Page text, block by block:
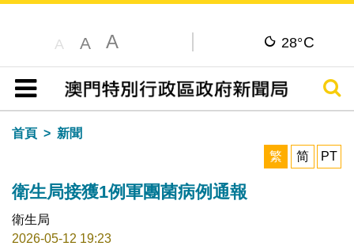
A A A 28°C
目錄
搜尋
首頁
新聞
繁
简 PT
衛生局接獲1例軍團菌病例通報
衛生局
2026-05-12 19:23